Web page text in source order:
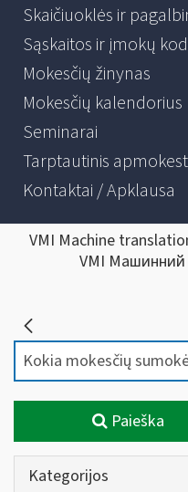
Skaičiuoklės ir
Sąskaitos ir įmokų
Mokesčių žinynas
Mokesčių kalendorius
Seminarai
Tarptautinis
Kontaktai / Apklausa
VMI Machine
VMI Машинний
Paieška
Kategorijos